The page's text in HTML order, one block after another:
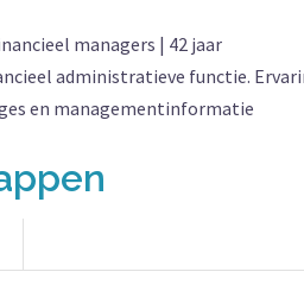
managers | 42 jaar
administratieve functie.
en managementinformatie